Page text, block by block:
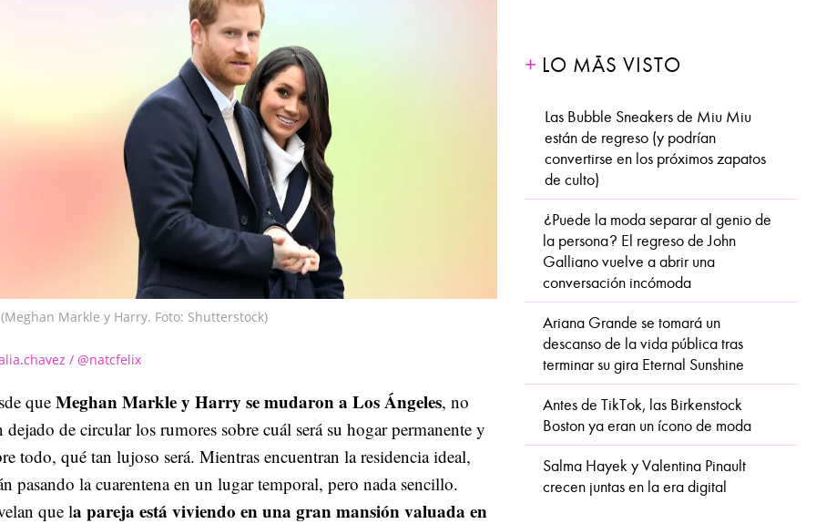
(Meghan Markle y Harry. Foto: Shutterstock)
/ @natcfelix
que Meghan Markle y Harry se mudaron a Los Ángeles, no
dejado de circular los rumores sobre cuál será su hogar permanente y
todo, qué tan lujoso será. Mientras encuentran la residencia ideal,
pasando la cuarentena en un lugar temporal, pero nada sencillo.
que la pareja está viviendo en una gran mansión valuada en
LO MÁS VISTO
Las Bubble Sneakers de Miu Miu
están de regreso (y podrían
convertirse en los próximos zapatos
de culto)
¿Puede la moda separar al genio de
la persona? El regreso de John
Galliano vuelve a abrir una
conversación incómoda
Ariana Grande se tomará un
descanso de la vida pública tras
terminar su gira Eternal Sunshine
Antes de TikTok, las Birkenstock
Boston ya eran un ícono de moda
Salma Hayek y Valentina Pinault
crecen juntas en la era digital